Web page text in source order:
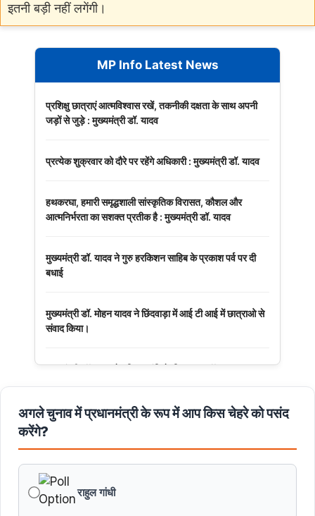
इतनी बड़ी नहीं लगेंगी।
MP Info Latest News
प्रशिक्षु छात्राएं आत्मविश्वास रखें, तकनीकी दक्षता के साथ अपनी
जड़ों से जुड़े : मुख्यमंत्री डॉ. यादव
प्रत्येक शुक्रवार को दौरे पर रहेंगे अधिकारी : मुख्यमंत्री डॉ. यादव
हथकरघा, हमारी समृद्धशाली सांस्कृतिक विरासत, कौशल और
आत्मनिर्भरता का सशक्त प्रतीक है : मुख्यमंत्री डॉ. यादव
मुख्यमंत्री डॉ. यादव ने गुरु हरकिशन साहिब के प्रकाश पर्व पर दी
बधाई
मुख्यमंत्री डॉ. मोहन यादव ने छिंदवाड़ा में आई टी आई में छात्राओ से
संवाद किया।
मुख्यमंत्री डॉ. यादव ने हरित क्रांति के शिल्पकार डॉ. एम.एस.
स्वामीनाथन की जयंती पर किया नमन
मुख्यमंत्री डॉ. यादव ने बाबूलाल जैन की पुण्यतिथि पर किया नमन
मुख्यमंत्री डॉ. यादव ने गुरुदेव रवीन्द्रनाथ टैगोर की पुण्यतिथि पर की
श्रद्धांजलि अर्पित
अगले चुनाव में प्रधानमंत्री के रूप में आप किस चेहरे को पसंद
करेंगे?
राहुल गांधी